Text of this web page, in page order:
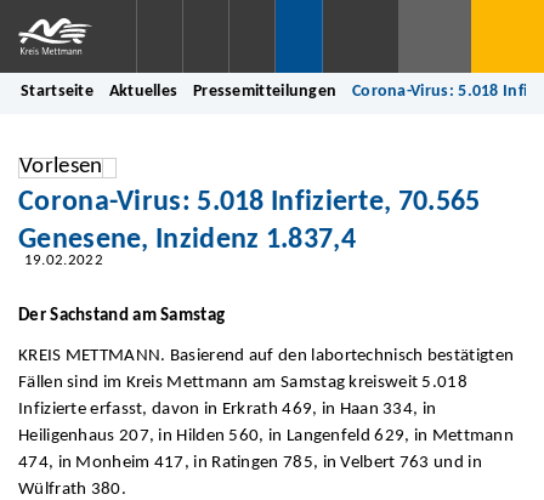
Startseite Aktuelles Pressemitteilungen Corona-Virus: 5.018
Vorlesen
Corona-Virus: 5.018 Infizierte, 70.565
Genesene, Inzidenz 1.837,4
19.02.2022
Der Sachstand am Samstag
KREIS METTMANN. Basierend auf den labortechnisch bestätigten
Fällen sind im Kreis Mettmann am Samstag kreisweit 5.018
Infizierte erfasst, davon in Erkrath 469, in Haan 334, in
Heiligenhaus 207, in Hilden 560, in Langenfeld 629, in Mettmann
474, in Monheim 417, in Ratingen 785, in Velbert 763 und in
Wülfrath 380.